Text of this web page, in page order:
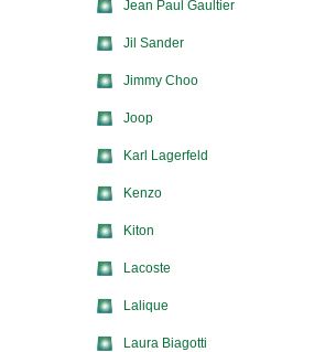
Jean Paul Gaultier
Jil Sander
Jimmy Choo
Joop
Karl Lagerfeld
Kenzo
Kiton
Lacoste
Lalique
Laura Biagotti